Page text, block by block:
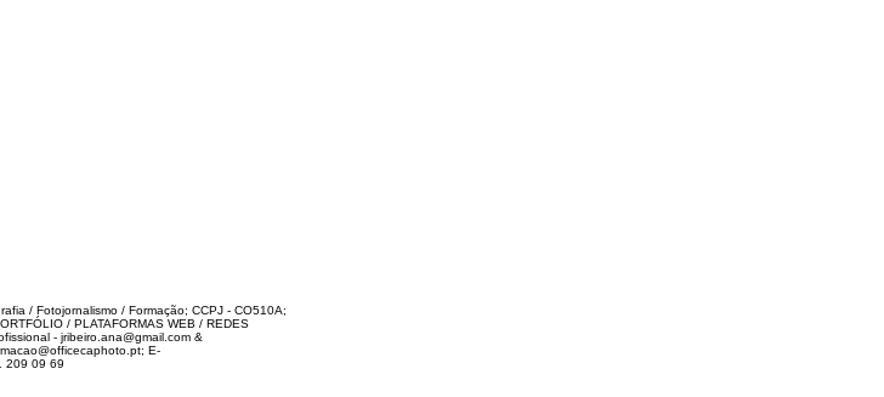
/ Fotojornalismo / Formação; CCPJ - CO510A;
/ PLATAFORMAS WEB / REDES
- jribeiro.ana@gmail.com &
E-
209 09 69